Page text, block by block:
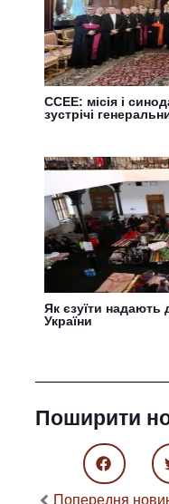
CCEE: місія і
зустрічі
Як єзуїти надають
України
Поширити
Попередня